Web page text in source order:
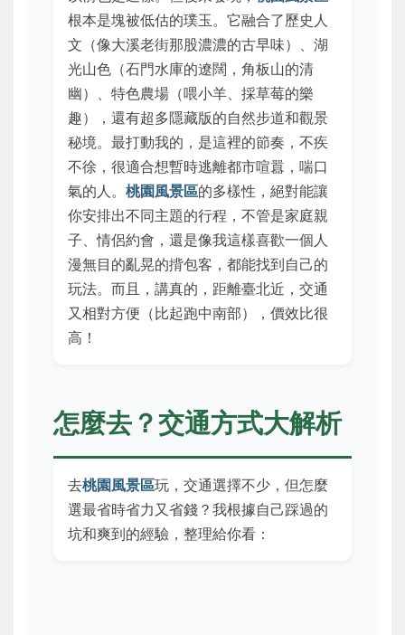
根本是塊被低估的璞玉。它融合了歷史人
文（像大溪老街那股濃濃的古早味）、湖
光山色（石門水庫的遼闊，角板山的清
幽）、特色農場（喂小羊、採草莓的樂
趣），還有超多隱藏版的自然步道和觀景
秘境。最打動我的，是這裡的節奏，不疾
不徐，很適合想暫時逃離都市喧囂，喘口
氣的人。 桃園風景區的多樣性，絕對能讓
你安排出不同主題的行程，不管是家庭親
子、情侶約會，還是像我這樣喜歡一個人
漫無目的亂晃的揹包客，都能找到自己的
玩法。而且，講真的，距離臺北近，交通
又相對方便（比起跑中南部），價效比很
高！
怎麼去？交通方式大解析
去桃園風景區玩，交通選擇不少，但怎麼
選最省時省力又省錢？我根據自己踩過的
坑和爽到的經驗，整理給你看：